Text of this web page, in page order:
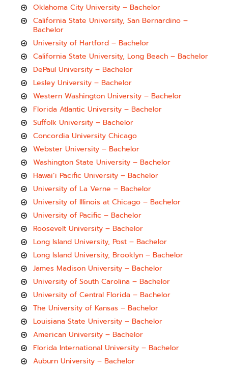
Oklahoma City University – Bachelor
California State University, San Bernardino –
Bachelor
University of Hartford – Bachelor
California State University, Long Beach – Bachelor
DePaul University – Bachelor
Lesley University – Bachelor
Western Washington University – Bachelor
Florida Atlantic University – Bachelor
Suffolk University – Bachelor
Concordia University Chicago
Webster University – Bachelor
Washington State University – Bachelor
Hawai’i Pacific University – Bachelor
University of La Verne – Bachelor
University of Illinois at Chicago – Bachelor
University of Pacific – Bachelor
Roosevelt University – Bachelor
Long Island University, Post – Bachelor
Long Island University, Brooklyn – Bachelor
James Madison University – Bachelor
University of South Carolina – Bachelor
University of Central Florida – Bachelor
The University of Kansas – Bachelor
Louisiana State University – Bachelor
American University – Bachelor
Florida International University – Bachelor
Auburn University – Bachelor